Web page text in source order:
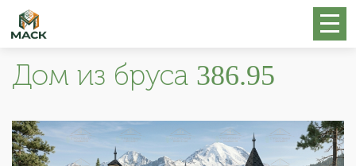
Дом из бруса 386.95